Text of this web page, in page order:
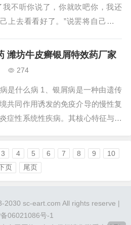
...
我不听你说了，你就吹吧你，我还
上去看看好了。”说罢将自己湿漉
兵搭了手梯，把她托上缸顶。银屑
，第一型和第二型，这两种型是
潍坊牛皮癣银屑特效药厂家
274
是什么病 1、银屑病是一种由遗传
共同作用诱发的免疫介导的慢性复
症性系统性疾病。其核心特征与机
纯的皮肤问题，而是涉及免疫系统的
炎症疾病。遗传因素与环境因素
感染、压力、药物、外伤等）共同作
导的慢...
3 4 5 6 7 8 9
10
页
尾页
2030 sc-eart.com All rights reserve |
06021086号-1